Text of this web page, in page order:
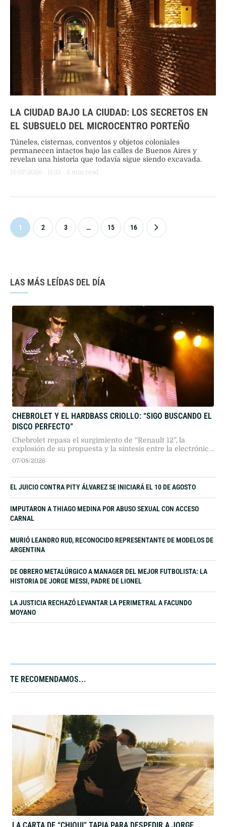
LA CIUDAD BAJO LA CIUDAD: LOS SECRETOS EN
EL SUBSUELO DEL MICROCENTRO PORTEÑO
Túneles, cisternas, conventos y objetos coloniales
permanecen intactos bajo las calles de Buenos Aires y
revelan una historia que todavía sigue siendo excavada.
15/07/2026 - 11:35 - 5 min read
1 2 3 … 15 16
LAS MÁS LEÍDAS DEL DÍA
CHEBROLET Y EL HARDBASS CRIOLLO: “SIGO BUSCANDO EL
DISCO PERFECTO”
Chebrolet repasa el surgimiento de “Renault 12”, la
explosión de su propuesta y la síntesis entre la electrónica
rusa y la cultura popular argentina. Un recorrido por sus
07/08/2026
EL JUICIO CONTRA PITY ÁLVAREZ SE INICIARÁ EL 10 DE AGOSTO
IMPUTARON A THIAGO MEDINA POR ABUSO SEXUAL CON ACCESO
CARNAL
MURIÓ LEANDRO RUD, RECONOCIDO REPRESENTANTE DE MODELOS DE
ARGENTINA
DE OBRERO METALÚRGICO A MANAGER DEL MEJOR FUTBOLISTA: LA
HISTORIA DE JORGE MESSI, PADRE DE LIONEL
LA JUSTICIA RECHAZÓ LEVANTAR LA PERIMETRAL A FACUNDO
MOYANO
TE RECOMENDAMOS...​
LA CARTA DE “CHIQUI” TAPIA PARA DESPEDIR A JORGE